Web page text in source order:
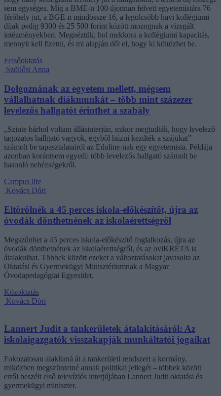
sem egységes. Míg a BME-n 100 újonnan felvett egyetemistára 76
férőhely jut, a BGE-n mindössze 16, a legolcsóbb havi kollégiumi
díjak pedig 9300 és 25 500 forint között mozognak a vizsgált
intézményekben. Megnéztük, hol mekkora a kollégiumi kapacitás,
mennyit kell fizetni, és mi alapján dől el, hogy ki költözhet be.
Felsőoktatás
Szöllősi Anna
Dolgoznának az egyetem mellett, mégsem
vállalhatnak diákmunkát – több mint százezer
levelezős hallgatót érinthet a szabály
„Szinte bárhol voltam állásinterjún, mikor megtudták, hogy levelező
tagozatos hallgató vagyok, egyből húzni kezdték a szájukat” –
számolt be tapasztalatairól az Eduline-nak egy egyetemista. Példája
azonban korántsem egyedi: több levelezős hallgató számolt be
hasonló nehézségekről.
Campus life
Kovács Dóri
Eltörölnék a 45 perces iskola-előkészítőt, újra az
óvodák dönthetnének az iskolaérettségről
Megszűnhet a 45 perces iskola-előkészítő foglalkozás, újra az
óvodák dönthetnének az iskolaérettségről, és az oviKRÉTA is
átalakulhat. Többek között ezeket a változtatásokat javasolta az
Oktatási és Gyermekügyi Minisztériumnak a Magyar
Óvodapedagógiai Egyesület.
Közoktatás
Kovács Dóri
Lannert Judit a tankerületek átalakításáról: Az
iskolaigazgatók visszakapják munkáltatói jogaikat
Fokozatosan alakítaná át a tankerületi rendszert a kormány,
miközben megszüntetné annak politikai jellegét – többek között
erről beszélt első televíziós interjújában Lannert Judit oktatási és
gyermekügyi miniszter.